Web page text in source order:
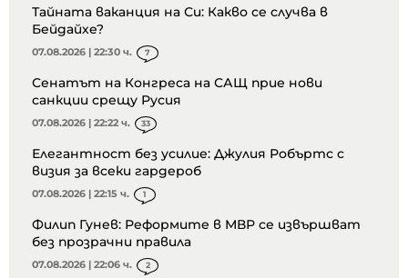
Тайната ваканция на Си: Какво се случва в
Бейдайхе?
07.08.2026 | 22:30 ч. 7
Сенатът на Конгреса на САЩ прие нови
санкции срещу Русия
07.08.2026 | 22:22 ч. 33
Елегантност без усилие: Джулия Робъртс с
визия за всеки гардероб
07.08.2026 | 22:15 ч. 1
Филип Гунев: Реформите в МВР се извършват
без прозрачни правила
07.08.2026 | 22:06 ч. 2